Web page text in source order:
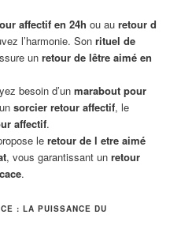
affectif en 24h ou au retour d
l’harmonie. Son rituel de
un retour de lêtre aimé en
besoin d’un marabout pour
sorcier retour affectif, le
affectif.
le retour de l etre aimé
, vous garantissant un retour
.
: LA PUISSANCE DU